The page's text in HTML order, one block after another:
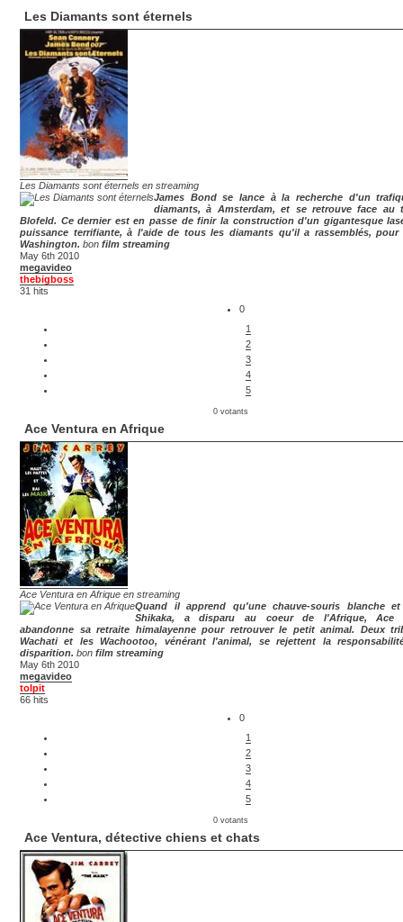
Les Diamants sont éternels
Les Diamants sont éternels en streaming
James Bond se lance à la recherche d'un
diamants, à Amsterdam, et se retrouve face au
Blofeld. Ce dernier est en passe de finir la construction d'un gigantesque
puissance terrifiante, à l'aide de tous les diamants qu'il a rassemblés, pour
Washington. bon film streaming
May 6th 2010
megavideo
thebigboss
31 hits
0
1
2
3
4
5
0 votants
Ace Ventura en Afrique
Ace Ventura en Afrique en streaming
Quand il apprend qu'une chauve-souris blanche et
Shikaka, a disparu au coeur de l'Afrique, Ace
abandonne sa retraite himalayenne pour retrouver le petit animal. Deux
Wachati et les Wachootoo, vénérant l'animal, se rejettent la
disparition. bon film streaming
May 6th 2010
megavideo
tolpit
66 hits
0
1
2
3
4
5
0 votants
Ace Ventura, détective chiens et chats